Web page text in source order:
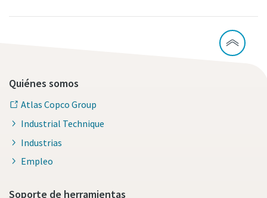
Quiénes somos
Atlas Copco Group
Industrial Technique
Industrias
Empleo
Soporte de herramientas